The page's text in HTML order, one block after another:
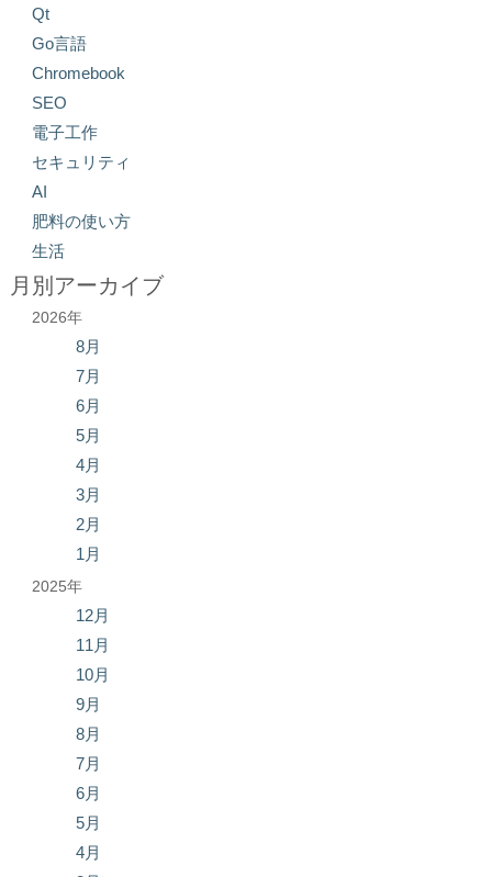
Qt
Go言語
Chromebook
SEO
電子工作
セキュリティ
AI
肥料の使い方
生活
月別アーカイブ
2026年
8月
7月
6月
5月
4月
3月
2月
1月
2025年
12月
11月
10月
9月
8月
7月
6月
5月
4月